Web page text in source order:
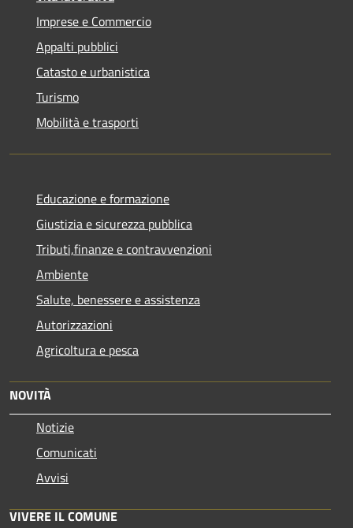
Imprese e Commercio
Appalti pubblici
Catasto e urbanistica
Turismo
Mobilità e trasporti
Educazione e formazione
Giustizia e sicurezza pubblica
Tributi,finanze e contravvenzioni
Ambiente
Salute, benessere e assistenza
Autorizzazioni
Agricoltura e pesca
NOVITÀ
Notizie
Comunicati
Avvisi
VIVERE IL COMUNE